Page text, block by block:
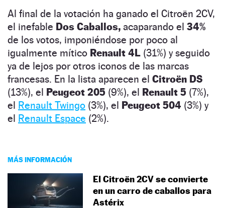
Al final de la votación ha ganado el Citroën 2CV,
el inefable Dos Caballos, acaparando el 34%
de los votos, imponiéndose por poco al
igualmente mítico Renault 4L (31%) y seguido
ya de lejos por otros iconos de las marcas
francesas. En la lista aparecen el Citroën DS
(13%), el Peugeot 205 (9%), el Renault 5 (7%),
el Renault Twingo (3%), el Peugeot 504 (3%) y
el Renault Espace (2%).
MÁS INFORMACIÓN
El Citroën 2CV se convierte
en un carro de caballos para
Astérix